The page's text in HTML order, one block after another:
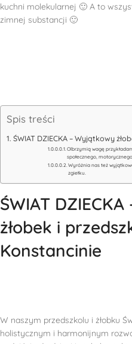
kuchni molekularnej 🙂 A to
zimnej substancji 🙂
Spis treści
ŚWIAT DZIECKA – Wyjątkowy
Olbrzymią wagę
społecznego,
Wyróżnia nas też
zgiełku.
ŚWIAT
żłobek i
Konstancinie
W naszym przedszkolu i żłobku
holistycznym i harmonijnym